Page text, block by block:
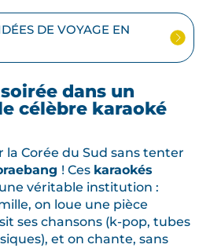
DE VOYAGE EN
dans un
célèbre karaoké
la Corée du Sud sans tenter
! Ces karaokés
véritable institution :
on loue une pièce
ses chansons (k-pop, tubes
et on chante, sans